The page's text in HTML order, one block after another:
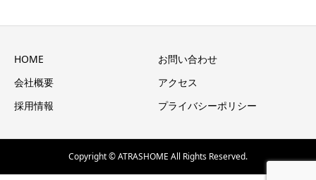
HOME
お問い合わせ
会社概要
アクセス
採用情報
プライバシーポリシー
Copyright © ATRASHOME All Rights Reserved.